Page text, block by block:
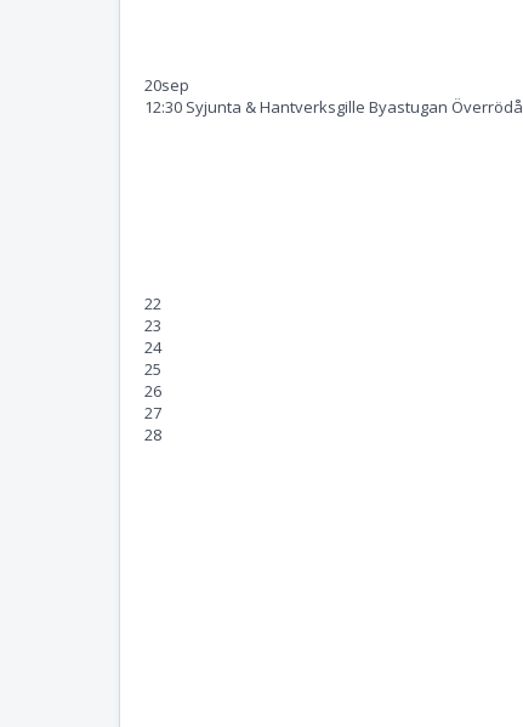
20sep
12:30 Syjunta & Hantverksgille Byastugan Överrödå
22
23
24
25
26
27
28